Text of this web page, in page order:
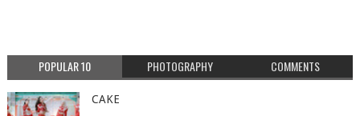
POPULAR 10 PHOTOGRAPHY COMMENTS
CAKE